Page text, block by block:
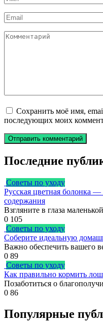
*
Email
*
Комментарий
Сохранить моё имя,
последующих моих
Последние
Советы по уходу
Русская цветная болонка —
содержания
Взгляните в глаза
0 105
Советы по уходу
Соберите идеальную
Важно обеспечить вашего
0 89
Советы по уходу
Как правильно кормить
Позаботиться о
0 86
Популярные